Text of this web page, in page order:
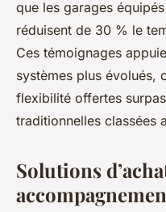
que les garages
réduisent de 30 % le
Ces témoignages
systèmes plus évolués,
flexibilité offertes
traditionnelles classées
Solutions